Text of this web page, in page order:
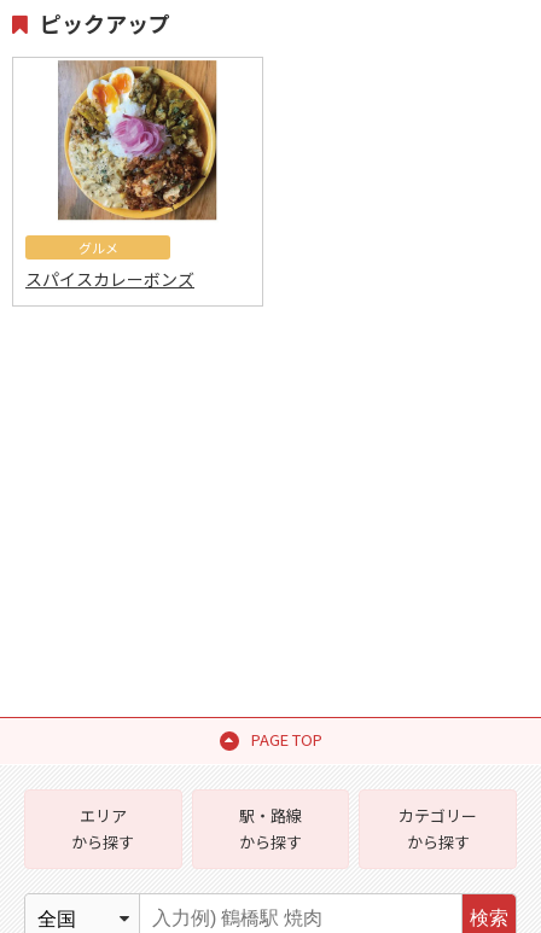
ピックアップ
グルメ
スパイスカレーボンズ
PAGE TOP
エリア
から探す
駅・路線
から探す
カテゴリー
から探す
検索